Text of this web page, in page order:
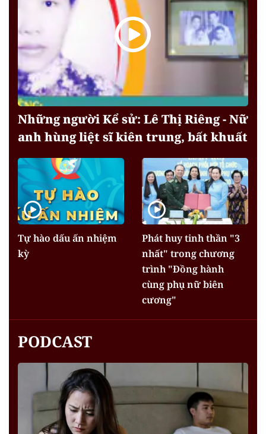
Những người Kể sử: Lê Thị Riêng - Nữ
anh hùng liệt sĩ kiên trung, bất khuất
Tự hào dấu ấn nhiệm
kỳ
Phát huy tinh thần "3
nhất" trong chương
trình "Đồng hành
cùng phụ nữ biên
cương"
PODCAST